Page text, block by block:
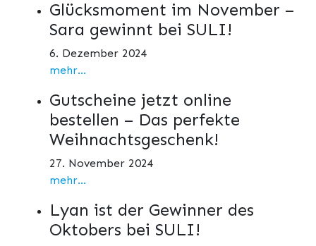
Glücksmoment im November –
Sara gewinnt bei SULI!
6. Dezember 2024
mehr...
Gutscheine jetzt online
bestellen – Das perfekte
Weihnachtsgeschenk!
27. November 2024
mehr...
Lyan ist der Gewinner des
Oktobers bei SULI!